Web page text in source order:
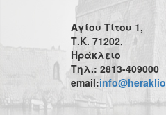
Αγίου Τίτου 1,
Τ.Κ. 71202,
Ηράκλειο
Τηλ.: 2813-409000
email: